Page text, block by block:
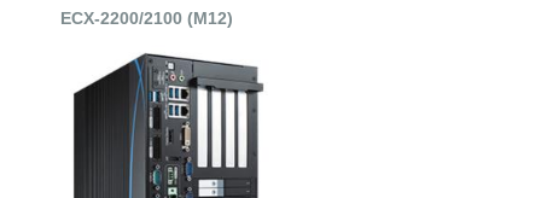
ECX-2200/2100 (M12)